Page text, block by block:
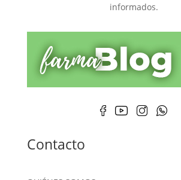
informados.
Contacto